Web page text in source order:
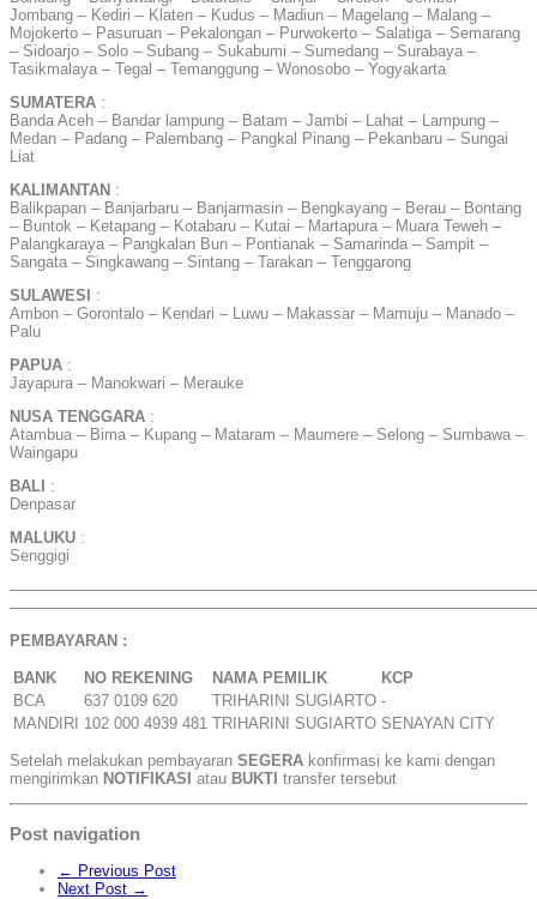
Jombang – Kediri – Klaten – Kudus – Madiun – Magelang – Malang –
Mojokerto – Pasuruan – Pekalongan – Purwokerto – Salatiga – Semarang
– Sidoarjo – Solo – Subang – Sukabumi – Sumedang – Surabaya –
Tasikmalaya – Tegal – Temanggung – Wonosobo – Yogyakarta
SUMATERA :
Banda Aceh – Bandar lampung – Batam – Jambi – Lahat – Lampung –
Medan – Padang – Palembang – Pangkal Pinang – Pekanbaru – Sungai
Liat
KALIMANTAN :
Balikpapan – Banjarbaru – Banjarmasin – Bengkayang – Berau – Bontang
– Buntok – Ketapang – Kotabaru – Kutai – Martapura – Muara Teweh –
Palangkaraya – Pangkalan Bun – Pontianak – Samarinda – Sampit –
Sangata – Singkawang – Sintang – Tarakan – Tenggarong
SULAWESI :
Ambon – Gorontalo – Kendari – Luwu – Makassar – Mamuju – Manado –
Palu
PAPUA :
Jayapura – Manokwari – Merauke
NUSA TENGGARA :
Atambua – Bima – Kupang – Mataram – Maumere – Selong – Sumbawa –
Waingapu
BALI :
Denpasar
MALUKU :
Senggigi
PEMBAYARAN :
BANK NO REKENING NAMA PEMILIK
KCP
BCA
637 0109 620 TRIHARINI SUGIARTO -
MANDIRI 102 000 4939 481 TRIHARINI SUGIARTO SENAYAN CITY
Setelah melakukan pembayaran SEGERA konfirmasi ke kami dengan
mengirimkan NOTIFIKASI atau BUKTI transfer tersebut
Post navigation
← Previous Post
Next Post →